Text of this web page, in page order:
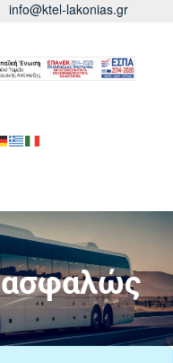
info@ktel-lakonias.gr
ασφαλώς